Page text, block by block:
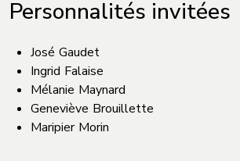
Personnalités invitées
José Gaudet
Ingrid Falaise
Mélanie Maynard
Geneviève Brouillette
Maripier Morin